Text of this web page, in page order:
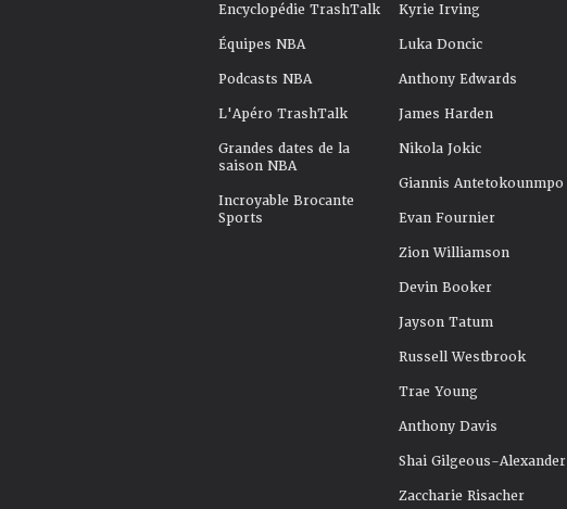
Encyclopédie TrashTalk
Équipes NBA
Podcasts NBA
L'Apéro TrashTalk
Grandes dates de la
saison NBA
Incroyable Brocante
Sports
Kyrie Irving
Luka Doncic
Anthony Edwards
James Harden
Nikola Jokic
Giannis Antetokounmpo
Evan Fournier
Zion Williamson
Devin Booker
Jayson Tatum
Russell Westbrook
Trae Young
Anthony Davis
Shai Gilgeous-Alexander
Zaccharie Risacher